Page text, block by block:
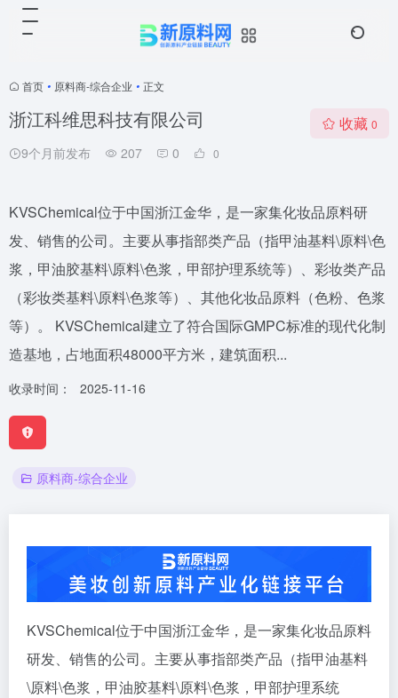
首页 • 原料商-综合企业 • 正文
浙江科维思科技有限公司
9个月前发布 207 0 0
收藏 0
KVSChemical位于中国浙江金华，是一家集化妆品原料研
发、销售的公司。主要从事指部类产品（指甲油基料\原料\色
浆，甲油胶基料\原料\色浆，甲部护理系统等）、彩妆类产品
（彩妆类基料\原料\色浆等）、其他化妆品原料（色粉、色浆
等）。 KVSChemical建立了符合国际GMPC标准的现代化制
造基地，占地面积48000平方米，建筑面积...
收录时间： 2025-11-16
原料商-综合企业
KVSChemical位于中国浙江金华，是一家集化妆品原料
研发、销售的公司。主要从事指部类产品（指甲油基料
\原料\色浆，甲油胶基料\原料\色浆，甲部护理系统